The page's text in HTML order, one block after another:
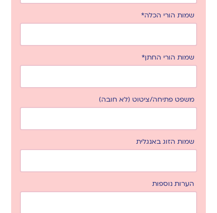
שמות הורי הכלה*
שמות הורי החתן*
משפט פתיחה/ציטוט (לא חובה)
שמות הזוג באנגלית
הערות נוספות